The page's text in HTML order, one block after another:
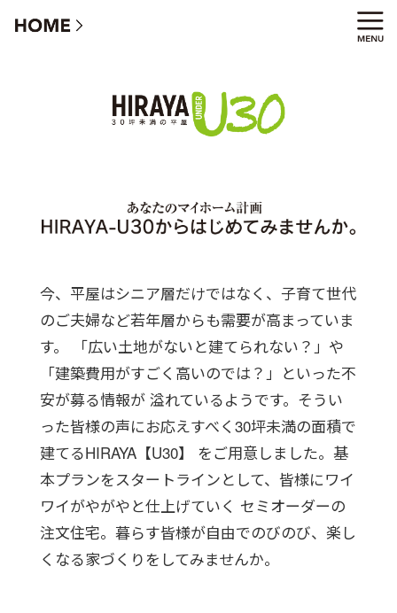
HIRAYA U30 - 30坪未満の平屋
今、平屋はシニア層だけではなく、子育て世代
のご夫婦など若年層からも需要が高まっていま
す。
「広い土地がないと建てられない？」や
「建築費用がすごく高いのでは？」といった不
安が募る情報が溢れているようです。そうい
った皆様の声にお応えすべく30坪未満の面積で
建てるHIRAYA【U30】
をご用意しました。基
本プランをスタートラインとして、皆様にワイ
ワイがやがやと仕上げていく セミオーダーの
注文住宅。暮らす皆様が自由でのびのび、楽し
くなる家づくりをしてみませんか。